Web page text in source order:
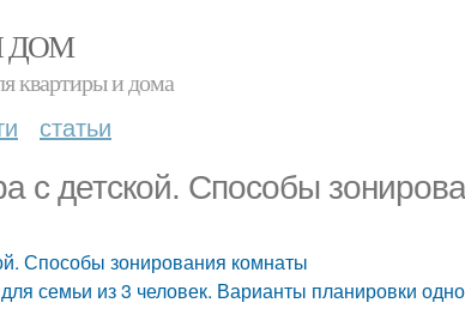
ДОМ
квартиры и дома
статьи
с детской. Способы
Способы зонирования комнаты
семьи из 3 человек. Варианты планировки